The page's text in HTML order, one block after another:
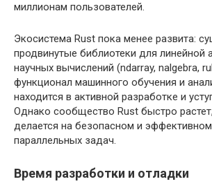
миллионам пользователей.
Экосистема Rust пока менее развита:
продвинутые библиотеки для линейной
научных вычислений (ndarray, nalgebra,
функционал машинного обучения и
находится в активной разработке и
Однако сообщество Rust быстро
делается на безопасном и
параллельных задач.
Время разработки и отладки